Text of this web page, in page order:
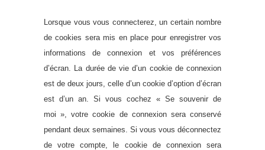
Lorsque vous vous connecterez, un certain nombre
de cookies sera mis en place pour enregistrer vos
informations de connexion et vos préférences
d’écran. La durée de vie d’un cookie de connexion
est de deux jours, celle d’un cookie d’option d’écran
est d’un an. Si vous cochez « Se souvenir de
moi », votre cookie de connexion sera conservé
pendant deux semaines. Si vous vous déconnectez
de votre compte, le cookie de connexion sera